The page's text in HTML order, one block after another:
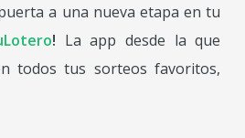
a una nueva etapa en tu
! La app desde la que
todos tus sorteos favoritos,